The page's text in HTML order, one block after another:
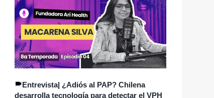
Entrevista| ¿Adiós al PAP? Chilena
desarrolla tecnología para detectar el VPH